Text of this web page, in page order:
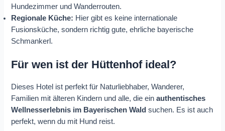
Hundezimmer und Wanderrouten.
Regionale Küche: Hier gibt es keine internationale
Fusionsküche, sondern richtig gute, ehrliche bayerische
Schmankerl.
Für wen ist der Hüttenhof ideal?
Dieses Hotel ist perfekt für Naturliebhaber, Wanderer,
Familien mit älteren Kindern und alle, die einauthentisches
Wellnesserlebnis im Bayerischen Wald suchen. Es ist auch
perfekt, wenn du mit Hund reist.